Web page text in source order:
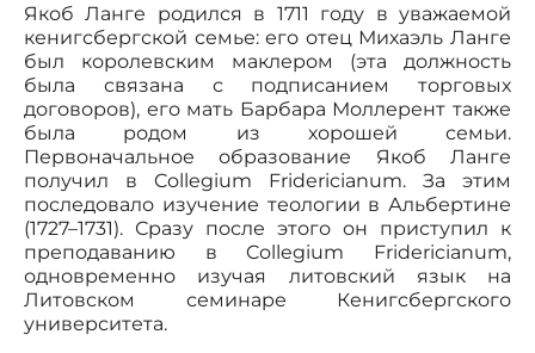
Якоб Ланге родился в 1711 году в уважаемой
кенигсбергской семье: его отец Михаэль Ланге
был королевским маклером (эта должность
была связана с подписанием торговых
договоров), его мать Барбара Моллерент также
была родом из хорошей семьи.
Первоначальное образование Якоб Ланге
получил в Collegium Fridericianum. За этим
последовало изучение теологии в Альбертине
(1727–1731). Сразу после этого он приступил к
преподаванию в Collegium Fridericianum,
одновременно изучая литовский язык на
Литовском семинаре Кенигсбергского
университета.